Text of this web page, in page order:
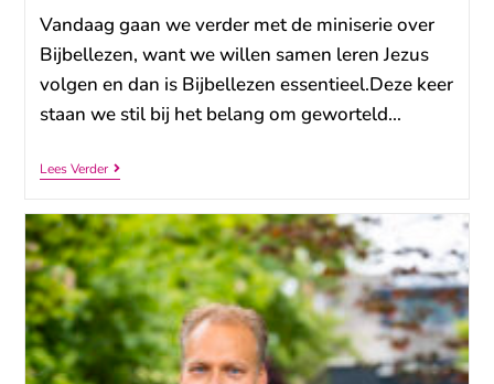
Vandaag gaan we verder met de miniserie over
Bijbellezen, want we willen samen leren Jezus
volgen en dan is Bijbellezen essentieel.Deze keer
staan we stil bij het belang om geworteld…
Lees Verder